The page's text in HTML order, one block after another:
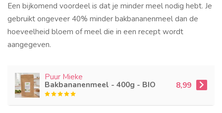
Een bijkomend voordeel is dat je minder meel nodig hebt. Je
gebruikt ongeveer 40% minder bakbananenmeel dan de
hoeveelheid bloem of meel die in een recept wordt
aangegeven.
Puur Mieke
Bakbananenmeel - 400g - BIO 8,99